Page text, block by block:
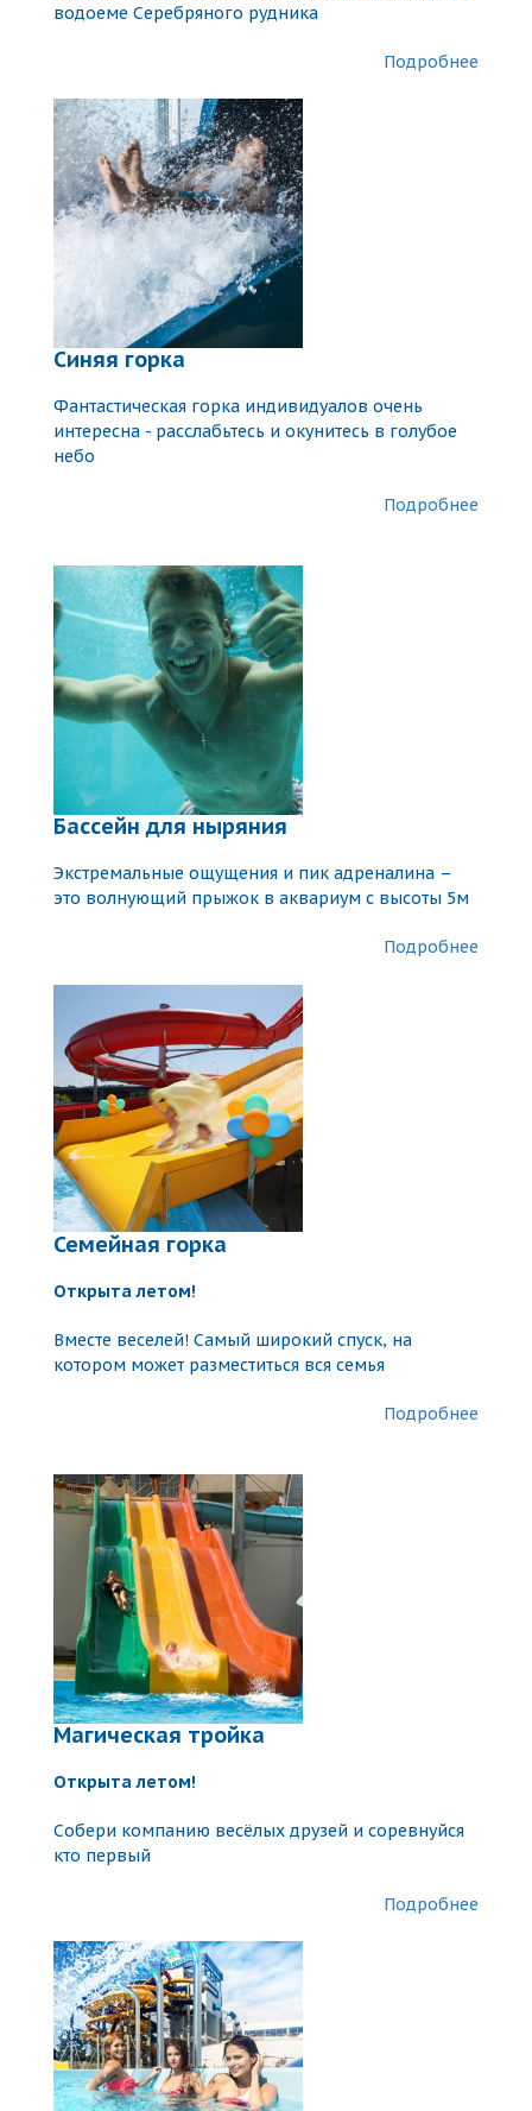
водоеме Серебряного рудника
Подробнее
Синяя горка
Фантастическая горка индивидуалов очень
интересна - расслабьтесь и окунитесь в голубое
небо
Подробнее
Бассейн для ныряния
Экстремальные ощущения и пик адреналина –
это волнующий прыжок в аквариум с высоты 5м
Подробнее
Семейная горка
Открыта летом!
Вместе веселей! Самый широкий спуск, на
котором может разместиться вся семья
Подробнее
Магическая тройка
Открытa летом!
Собери компанию весёлых друзей и соревнуйся
кто первый
Подробнее